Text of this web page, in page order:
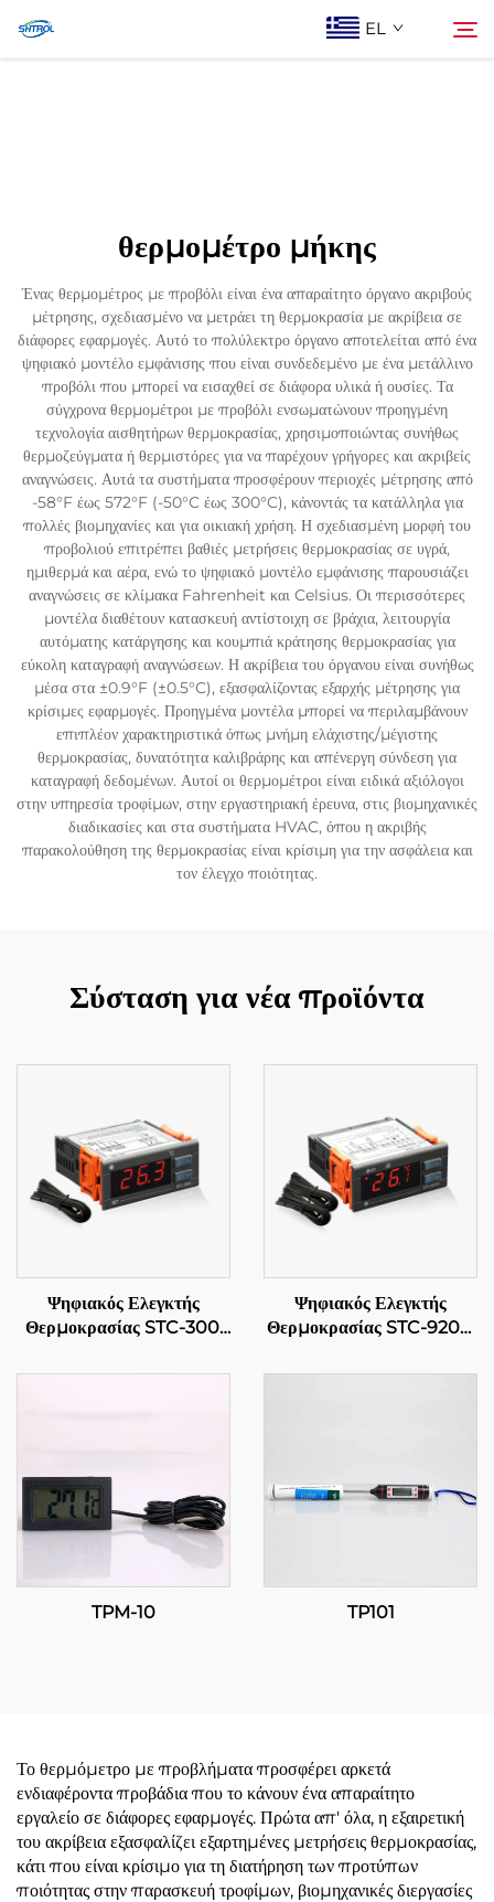
EL
Επικοινωνία Με Ας
θερμομέτρο μήκης
Ένας θερμομέτρος με προβόλι είναι ένα απαραίτητο όργανο ακριβούς
μέτρησης, σχεδιασμένο να μετράει τη θερμοκρασία με ακρίβεια σε
διάφορες εφαρμογές. Αυτό το πολύλεκτρο όργανο αποτελείται από ένα
ψηφιακό μοντέλο εμφάνισης που είναι συνδεδεμένο με ένα μετάλλινο
προβόλι που μπορεί να εισαχθεί σε διάφορα υλικά ή ουσίες. Τα
σύγχρονα θερμομέτροι με προβόλι ενσωματώνουν προηγμένη
τεχνολογία αισθητήρων θερμοκρασίας, χρησιμοποιώντας συνήθως
θερμοζεύγματα ή θερμιστόρες για να παρέχουν γρήγορες και ακριβείς
αναγνώσεις. Αυτά τα συστήματα προσφέρουν περιοχές μέτρησης από
-58°F έως 572°F (-50°C έως 300°C), κάνοντάς τα κατάλληλα για
πολλές βιομηχανίες και για οικιακή χρήση. Η σχεδιασμένη μορφή του
προβολιού επιτρέπει βαθιές μετρήσεις θερμοκρασίας σε υγρά,
ημιθερμά και αέρα, ενώ το ψηφιακό μοντέλο εμφάνισης παρουσιάζει
αναγνώσεις σε κλίμακα Fahrenheit και Celsius. Οι περισσότερες
μοντέλα διαθέτουν κατασκευή αντίστοιχη σε βράχια, λειτουργία
αυτόματης κατάργησης και κουμπιά κράτησης θερμοκρασίας για
εύκολη καταγραφή αναγνώσεων. Η ακρίβεια του όργανου είναι συνήθως
μέσα στα ±0.9°F (±0.5°C), εξασφαλίζοντας εξαρχής μέτρησης για
κρίσιμες εφαρμογές. Προηγμένα μοντέλα μπορεί να περιλαμβάνουν
επιπλέον χαρακτηριστικά όπως μνήμη ελάχιστης/μέγιστης
θερμοκρασίας, δυνατότητα καλιβράρης και απένεργη σύνδεση για
καταγραφή δεδομένων. Αυτοί οι θερμομέτροι είναι ειδικά αξιόλογοι
στην υπηρεσία τροφίμων, στην εργαστηριακή έρευνα, στις βιομηχανικές
διαδικασίες και στα συστήματα HVAC, όπου η ακριβής
παρακολούθηση της θερμοκρασίας είναι κρίσιμη για την ασφάλεια και
τον έλεγχο ποιότητας.
Σύσταση για νέα προϊόντα
Ψηφιακός Ελεγκτής
Θερμοκρασίας STC-300:
πολυσποράδα για
Ψηφιακός Ελεγκτής
Θερμοκρασίας STC-9200:
πολυσταδιακός έλεγχος
TPM-10 TP101
Το θερμόμετρο με προβλήματα προσφέρει αρκετά
ενδιαφέροντα προβάδια που το κάνουν ένα απαραίτητο
εργαλείο σε διάφορες εφαρμογές. Πρώτα απ' όλα, η εξαιρετική
του ακρίβεια εξασφαλίζει εξαρτημένες μετρήσεις θερμοκρασίας,
κάτι που είναι κρίσιμο για τη διατήρηση των προτύπων
ποιότητας στην παρασκευή τροφίμων, βιομηχανικές διεργασίες